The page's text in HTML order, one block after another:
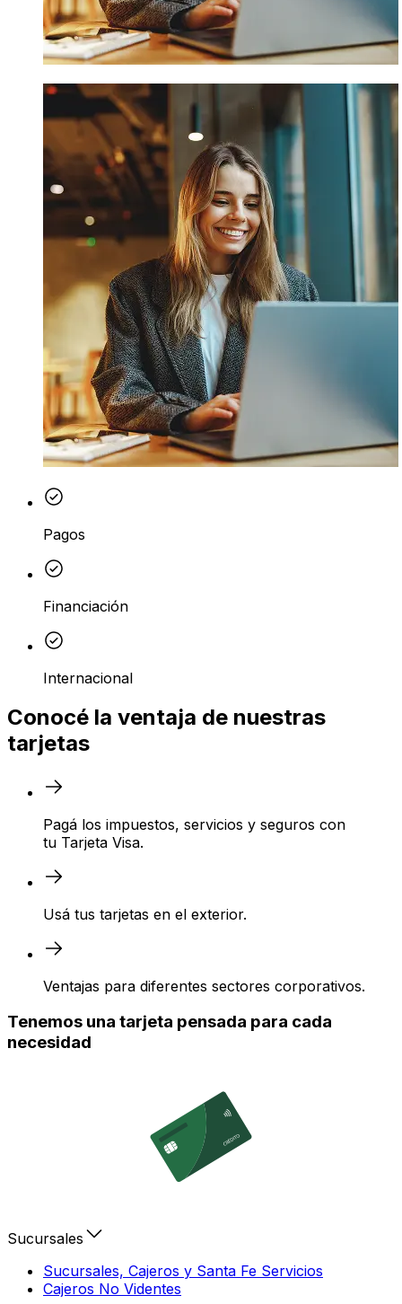
Pagos
Financiación
Internacional
Conocé la ventaja de nuestras
tarjetas
Pagá los impuestos, servicios y seguros con
tu Tarjeta Visa.
Usá tus tarjetas en el exterior.
Ventajas para diferentes sectores corporativos.
Tenemos una tarjeta pensada para cada
necesidad
Sucursales
Sucursales, Cajeros y Santa Fe Servicios
Cajeros No Videntes